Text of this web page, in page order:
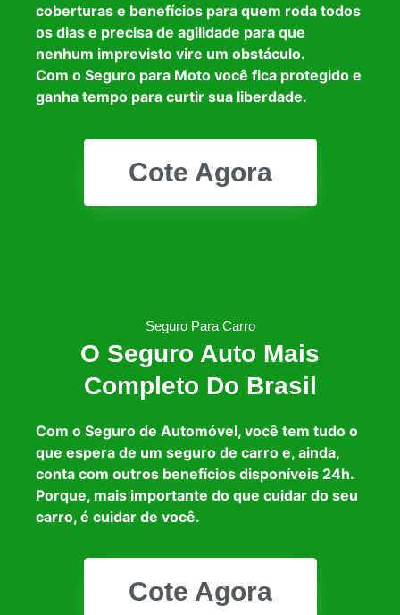
coberturas e benefícios para quem roda todos
os dias e precisa de agilidade para que
nenhum imprevisto vire um obstáculo.
Com o Seguro para Moto você fica protegido e
ganha tempo para curtir sua liberdade.
Cote Agora
Seguro Para Carro
O Seguro Auto Mais
Completo Do Brasil
Com o Seguro de Automóvel, você tem tudo o
que espera de um seguro de carro e, ainda,
conta com outros benefícios disponíveis 24h.
Porque, mais importante do que cuidar do seu
carro, é cuidar de você.
Cote Agora